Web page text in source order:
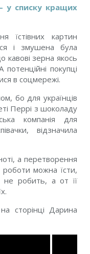
у списку кращих
їстівних картин
і змушена була
кавові зерна якось
покупці
в соцмережі.
бо для українців
Перрі з шоколаду
компанія для
відзначила
а перетворення
роботи можна їсти,
не робить, а от її
сторінці Дарина